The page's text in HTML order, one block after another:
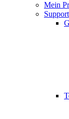
Mein
Support